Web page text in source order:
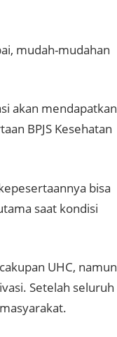
mudah-mudahan
akan mendapatkan
BPJS Kesehatan
bisa
saat kondisi
UHC, namun
Setelah seluruh